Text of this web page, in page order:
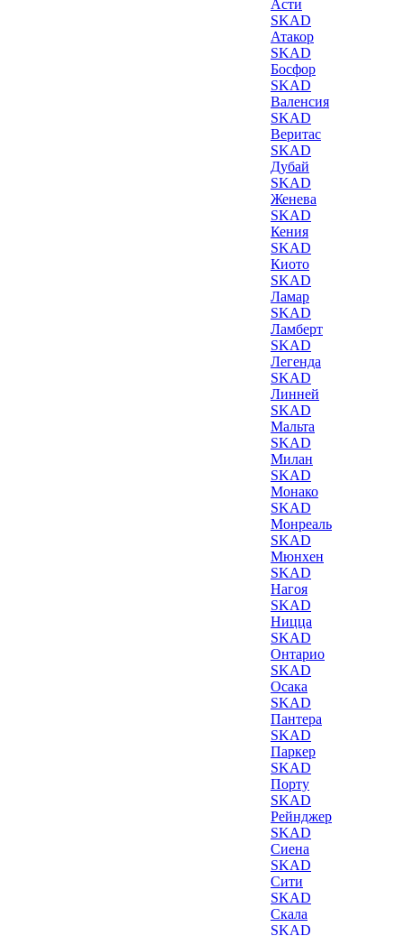
Асти
SKAD
Атакор
SKAD
Босфор
SKAD
Валенсия
SKAD
Веритас
SKAD
Дубай
SKAD
Женева
SKAD
Кения
SKAD
Киото
SKAD
Ламар
SKAD
Ламберт
SKAD
Легенда
SKAD
Линней
SKAD
Мальта
SKAD
Милан
SKAD
Монако
SKAD
Монреаль
SKAD
Мюнхен
SKAD
Нагоя
SKAD
Ницца
SKAD
Онтарио
SKAD
Осака
SKAD
Пантера
SKAD
Паркер
SKAD
Порту
SKAD
Рейнджер
SKAD
Сиена
SKAD
Сити
SKAD
Скала
SKAD